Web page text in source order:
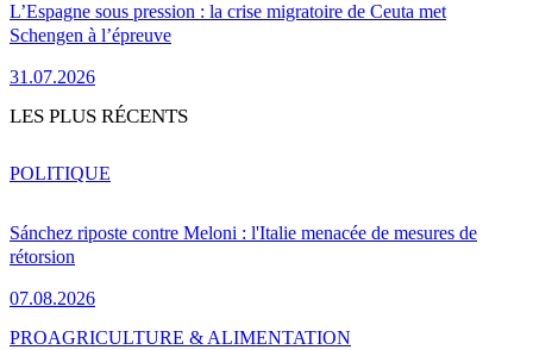
L’Espagne sous pression : la crise migratoire de Ceuta met
Schengen à l’épreuve
31.07.2026
LES PLUS RÉCENTS
Sánchez riposte contre Meloni : l'Italie menacée de mesures de
rétorsion
07.08.2026
POLITIQUE
PROAGRICULTURE & ALIMENTATION